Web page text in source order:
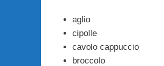
aglio
cipolle
cavolo cappuccio
broccolo